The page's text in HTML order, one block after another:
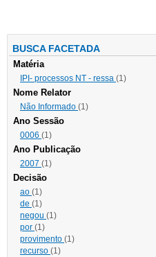
BUSCA FACETADA
Matéria
IPI- processos NT - ressa (1)
Nome Relator
Não Informado (1)
Ano Sessão
0006 (1)
Ano Publicação
2007 (1)
Decisão
ao (1)
de (1)
negou (1)
por (1)
provimento (1)
recurso (1)